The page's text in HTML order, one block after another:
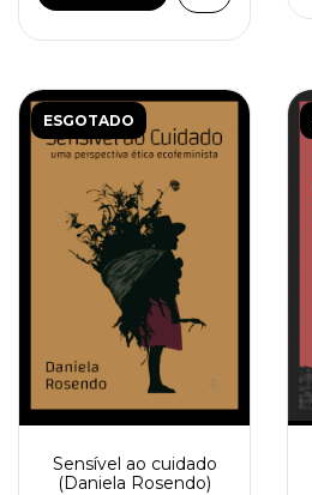
ESGOTADO
Sensível ao cuidado
(Daniela Rosendo)